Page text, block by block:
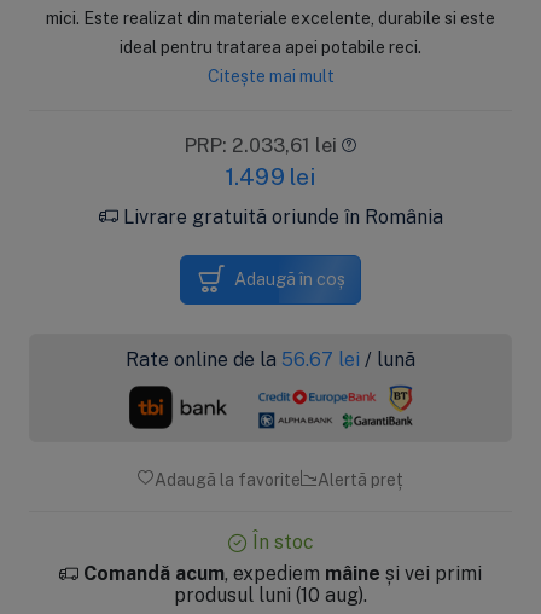
mici. Este realizat din materiale excelente, durabile si este
ideal pentru tratarea apei potabile reci.
Citește mai mult
PRP: 2.033,61 lei
1.499 lei
Livrare gratuită oriunde în România
Adaugă în coș
Rate online de la 56.67 lei / lună
Adaugă la favorite Alertă preț
În stoc
Comandă acum, expediem mâine și vei primi
produsul luni (10 aug).